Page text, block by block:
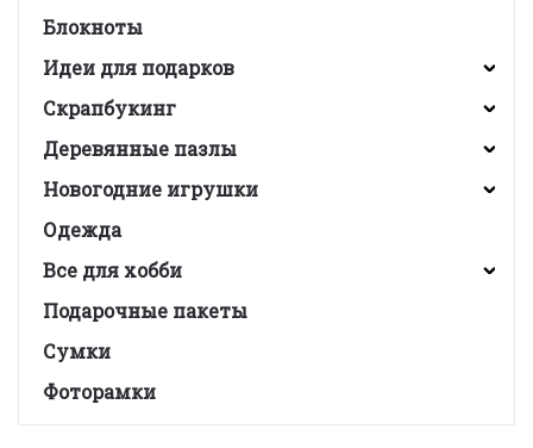
Блокноты
Идеи для подарков
Скрапбукинг
Деревянные пазлы
Новогодние игрушки
Одежда
Все для хобби
Подарочные пакеты
Сумки
Фоторамки